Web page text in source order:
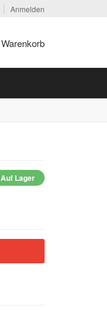
Anmelden
Warenkorb
Auf Lager